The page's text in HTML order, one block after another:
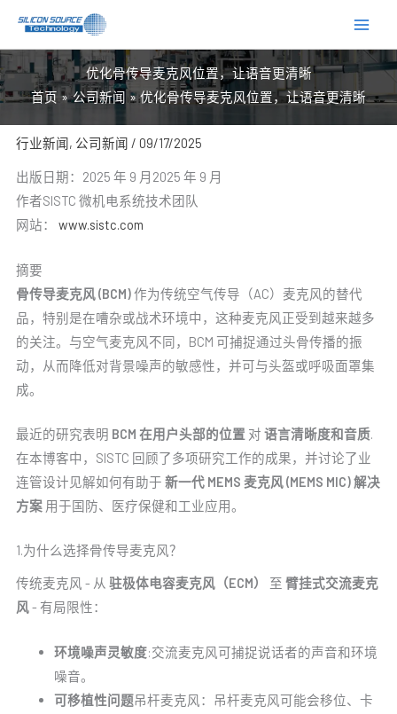
内
容
优化骨传导麦克风位置，让语音更清晰
首页
公司新闻 优化骨传导麦克风位置，让语音更清晰
行业新闻, 公司新闻 / 09/17/2025
出版日期：2025 年 9 月2025 年 9 月
作者SISTC 微机电系统技术团队
网站： www.sistc.com
摘要
骨传导麦克风 (BCM)作为传统空气传导（AC）麦克风的替代
品，特别是在嘈杂或战术环境中，这种麦克风正受到越来越多
的关注。与空气麦克风不同，BCM 可捕捉通过头骨传播的振
动，从而降低对背景噪声的敏感性，并可与头盔或呼吸面罩集
成。
最近的研究表明 BCM 在用户头部的位置 对 语言清晰度和音质.
在本博客中，SISTC 回顾了多项研究工作的成果，并讨论了业
连管设计见解如何有助于 新一代 MEMS 麦克风 (MEMS MIC) 解决
方案用于国防、医疗保健和工业应用。
1.为什么选择骨传导麦克风？
传统麦克风 - 从 驻极体电容麦克风（ECM） 至 臂挂式交流麦克
风- 有局限性：
环境噪声灵敏度:交流麦克风可捕捉说话者的声音和环境
噪音。
可移植性问题吊杆麦克风：吊杆麦克风可能会移位、卡